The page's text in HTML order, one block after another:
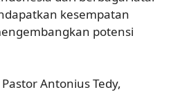
kesempatan
potensi
Antonius Tedy,